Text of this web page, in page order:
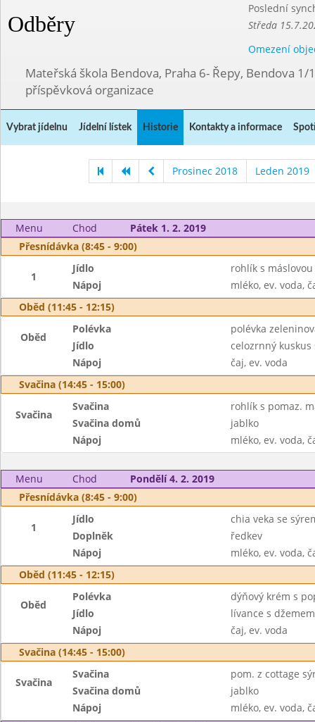
Odběry
Poslední
Středa
Omezení
Mateřská škola Bendova, Praha 6- Řepy, Bendova 1/
příspěvková organizace
Vybrat jídelnu Jídelní lístek Historie Kontakty a informace
Prosinec 2018 Leden 2019
Menu Chod
Pátek 1. 2. 2019
Přesnídávka (8:45 - 9:00)
1
Jídlo
rohlík s
Nápoj
mléko, ev. voda,
Oběd (11:45 - 12:15)
Oběd
Polévka
polévka
Jídlo
celozrnný
Nápoj
čaj, ev. voda
Svačina (14:45 - 15:00)
Svačina
Svačina
rohlík s pomaz.
Svačina domů
jablko
Nápoj
mléko, ev. voda,
Menu Chod
Pondělí 4. 2. 2019
Přesnídávka (8:45 - 9:00)
1
Jídlo
chia veka se
Doplněk
ředkev
Nápoj
mléko, ev. voda,
Oběd (11:45 - 12:15)
Oběd
Polévka
dýňový krém s
Jídlo
lívance s
Nápoj
čaj, ev. voda
Svačina (14:45 - 15:00)
Svačina
Svačina
pom. z cottage
Svačina domů
jablko
Nápoj
mléko, ev. voda,